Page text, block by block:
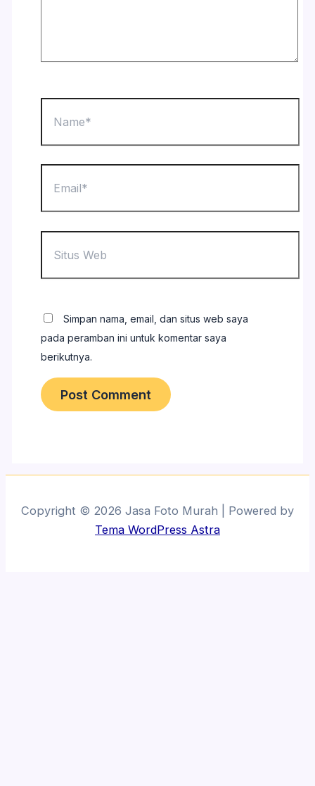
Web
Simpan nama, email, dan situs web saya
pada peramban ini untuk komentar saya
berikutnya.
Copyright © 2026 Jasa Foto Murah | Powered by
Tema WordPress Astra